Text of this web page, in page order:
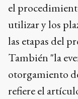
el
utilizar y los
las etapas del
También "la
otorgamiento
refiere el